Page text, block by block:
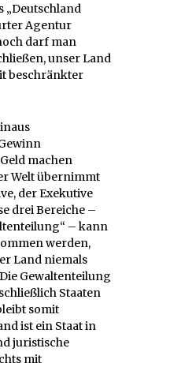
„Deutschland
Agentur
darf man
unser Land
beschränkter
machen
Welt übernimmt
der Exekutive
drei Bereiche –
– kann
werden,
Land niemals
Gewaltenteilung
Staaten
somit
ist ein Staat in
juristische
mit